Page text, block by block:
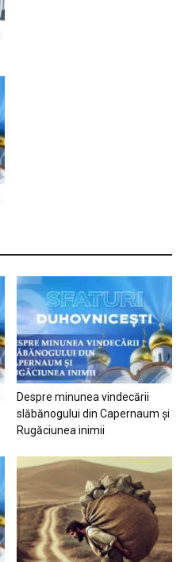
Despre minunea vindecării
slăbănogului din Capernaum și
Rugăciunea inimii